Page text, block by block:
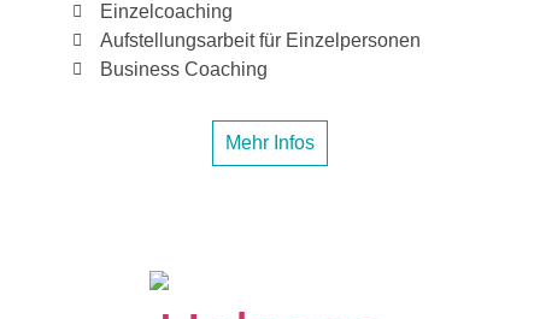
Einzelcoaching
Aufstellungsarbeit für Einzelpersonen
Business Coaching
Mehr Infos